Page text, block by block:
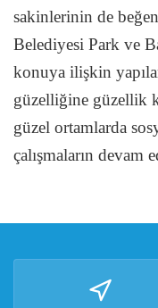
sakinlerinin de
Belediyesi Park ve
konuya ilişkin
güzelliğine güzellik
güzel ortamlarda
çalışmaların devam